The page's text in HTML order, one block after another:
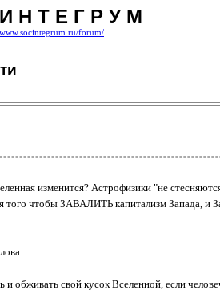
Н Т Е Г Р У М
forum/
изменится? Астрофизики "не
ЗАВАЛИТЬ капитализм Запада, и
и обживать свой кусок Вселенной, если